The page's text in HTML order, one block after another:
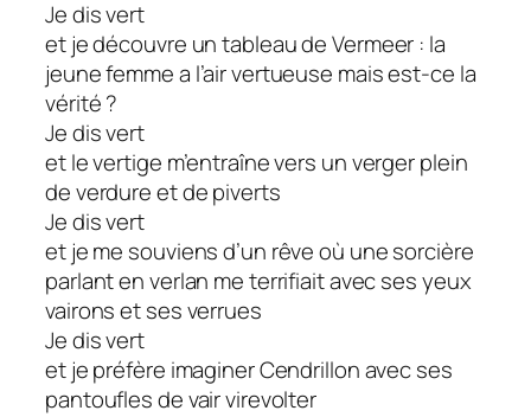
Je dis vert
et je découvre un tableau de Vermeer : la
jeune femme a l’air vertueuse mais est-ce la
vérité ?
Je dis vert
et le vertige m’entraîne vers un verger plein
de verdure et de piverts
Je dis vert
et je me souviens d’un rêve où une sorcière
parlant en verlan me terrifiait avec ses yeux
vairons et ses verrues
Je dis vert
et je préfère imaginer Cendrillon avec ses
pantoufles de vair virevolter